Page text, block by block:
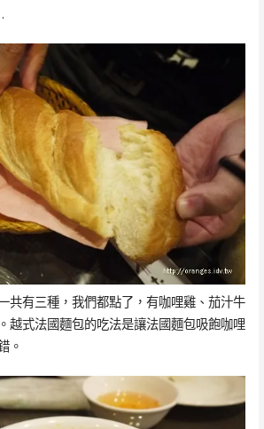
共有三種，我們都點了，有咖哩雞、茄汁牛
越式法國麵包的吃法是讓法國麵包吸飽咖哩
。